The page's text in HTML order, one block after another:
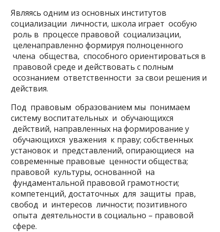
Являясь одним из основных институтов
социализации личности, школа играет особую
роль в процессе правовой социализации,
целенаправленно формируя полноценного
члена общества, способного ориентироваться в
правовой среде и действовать с полным
осознанием ответственности за свои решения и
действия.
Под правовым образованием мы понимаем
систему воспитательных и обучающихся
действий, направленных на формирование у
обучающихся уважения к праву; собственных
установок и представлений, опирающиеся на
современные правовые ценности общества;
правовой культуры, основанной на
фундаментальной правовой грамотности;
компетенций, достаточных для защиты прав,
свобод и интересов личности; позитивного
опыта деятельности в социально – правовой
сфере.